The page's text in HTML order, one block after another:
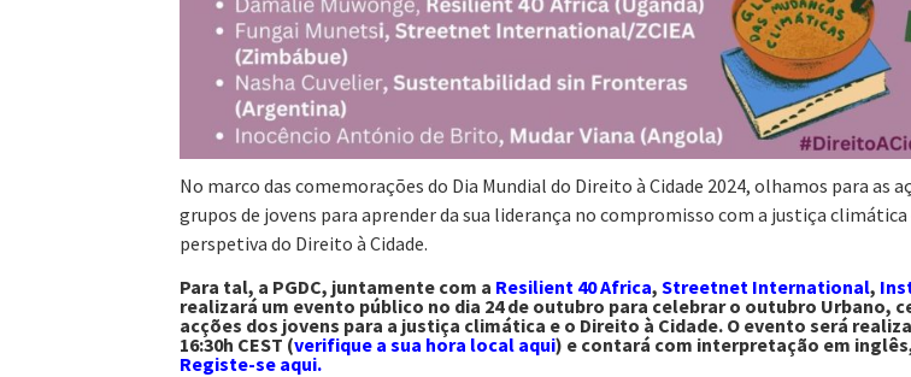
No marco das comemorações do Dia Mundial do Direito à Cidade 2024, olhamos para as
grupos de jovens para aprender da sua liderança no compromisso com a justiça
perspetiva do Direito à Cidade.
Para tal, a PGDC, juntamente com a Resilient 40 Africa,Streetnet International,
realizará um evento público no dia 24 de outubro para celebrar o outubro Urbano,
acções dos jovens para a justiça climática e o Direito à Cidade. O evento será
16:30h CEST (verifique a sua hora local aqui) e contará com interpretação em
Registe-se aqui.